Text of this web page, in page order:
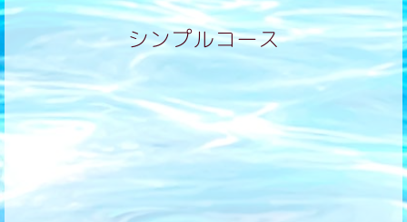
シンプルコース